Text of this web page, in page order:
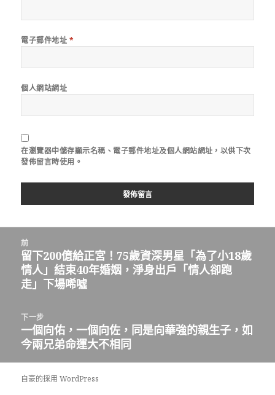
電子郵件地址 *
個人網站網址
在瀏覽器中儲存顯示名稱、電子郵件地址及個人網站網址，以供下次
發佈留言時使用。
前
上
一
篇
章：
留下200億給正宮！75歲資深男星「為了小18歲
情人」結束40年婚姻，淨身出戶「情人卻跑
走」下場唏噓
下一步
下
一
篇
文
一個向佑，一個向佐，同是向華強的親生子，如
今兩兄弟命運大不相同
自豪的採用 WordPress